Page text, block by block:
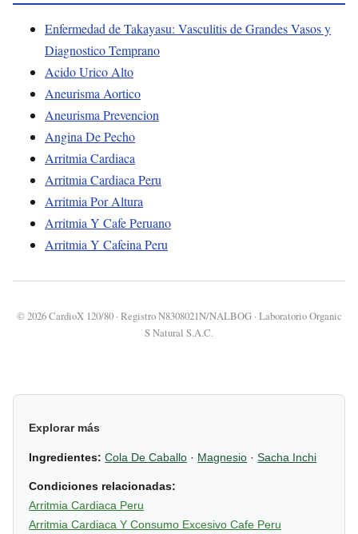
Enfermedad de Takayasu: Vasculitis de Grandes Vasos y
Diagnostico Temprano
Acido Urico Alto
Aneurisma Aortico
Aneurisma Prevencion
Angina De Pecho
Arritmia Cardiaca
Arritmia Cardiaca Peru
Arritmia Por Altura
Arritmia Y Cafe Peruano
Arritmia Y Cafeina Peru
© 2026 CardioX 120/80 · Registro N8308021N/NALBOG · Laboratorio Organic
S Natural S.A.C.
Explorar más
Ingredientes: Cola De Caballo · Magnesio ·Sacha Inchi
Condiciones relacionadas:
Arritmia Cardiaca Peru
Arritmia Cardiaca Y Consumo Excesivo Cafe Peru